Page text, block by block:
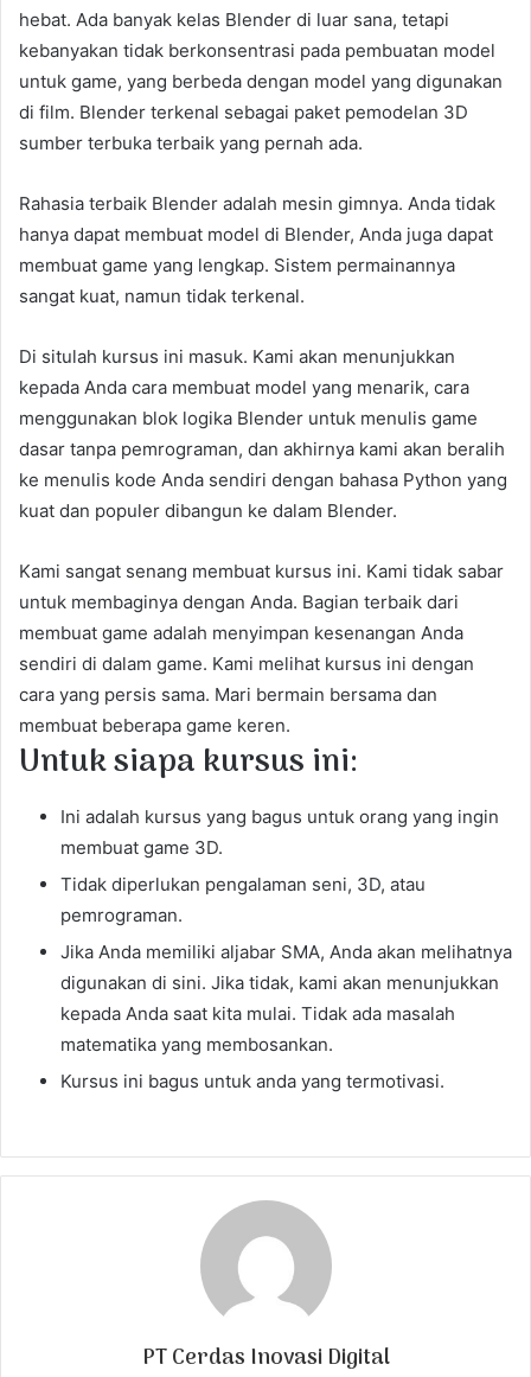
hebat. Ada banyak kelas Blender di luar sana, tetapi
kebanyakan tidak berkonsentrasi pada pembuatan model
untuk game, yang berbeda dengan model yang digunakan
di film. Blender terkenal sebagai paket pemodelan 3D
sumber terbuka terbaik yang pernah ada.
Rahasia terbaik Blender adalah mesin gimnya. Anda tidak
hanya dapat membuat model di Blender, Anda juga dapat
membuat game yang lengkap. Sistem permainannya
sangat kuat, namun tidak terkenal.
Di situlah kursus ini masuk. Kami akan menunjukkan
kepada Anda cara membuat model yang menarik, cara
menggunakan blok logika Blender untuk menulis game
dasar tanpa pemrograman, dan akhirnya kami akan beralih
ke menulis kode Anda sendiri dengan bahasa Python yang
kuat dan populer dibangun ke dalam Blender.
Kami sangat senang membuat kursus ini. Kami tidak sabar
untuk membaginya dengan Anda. Bagian terbaik dari
membuat game adalah menyimpan kesenangan Anda
sendiri di dalam game. Kami melihat kursus ini dengan
cara yang persis sama. Mari bermain bersama dan
membuat beberapa game keren.
Untuk siapa kursus ini:
Ini adalah kursus yang bagus untuk orang yang ingin
membuat game 3D.
Tidak diperlukan pengalaman seni, 3D, atau
pemrograman.
Jika Anda memiliki aljabar SMA, Anda akan melihatnya
digunakan di sini. Jika tidak, kami akan menunjukkan
kepada Anda saat kita mulai. Tidak ada masalah
matematika yang membosankan.
Kursus ini bagus untuk anda yang termotivasi.
PT Cerdas Inovasi Digital